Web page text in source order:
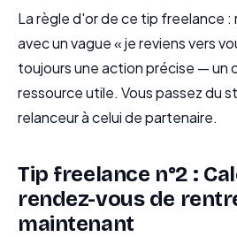
La règle d'or de ce tip freelance :
avec un vague « je reviens vers
toujours une action précise — un
ressource utile. Vous passez du
relanceur à celui de partenaire.
Tip freelance n°2 :
rendez-vous de
maintenant